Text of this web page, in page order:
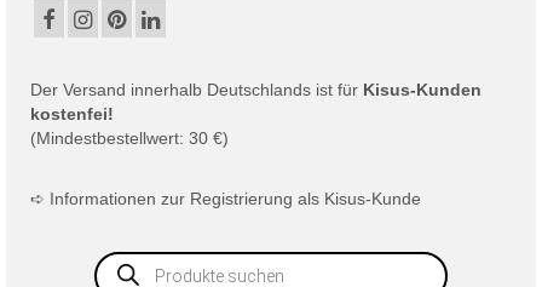
Der Versand innerhalb Deutschlands ist für Kisus-Kunden
kostenfei!
(Mindestbestellwert: 30 €)
➪ Informationen zur Registrierung als Kisus-Kunde
Products
search